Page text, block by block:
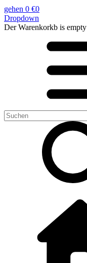
gehen 0 €0
Dropdown
Der Warenkorkb is empty